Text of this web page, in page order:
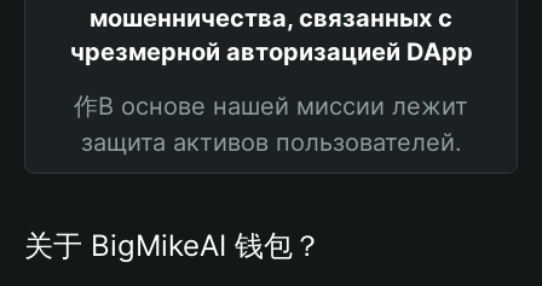
мошенничества, связанных с
чрезмерной авторизацией DApp
作В основе нашей миссии лежит
защита активов пользователей.
关于 BigMikeAI 钱包？